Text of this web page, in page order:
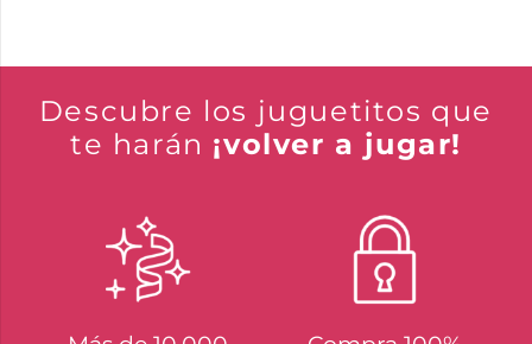
Descubre los juguetitos que
te harán ¡volver a jugar!